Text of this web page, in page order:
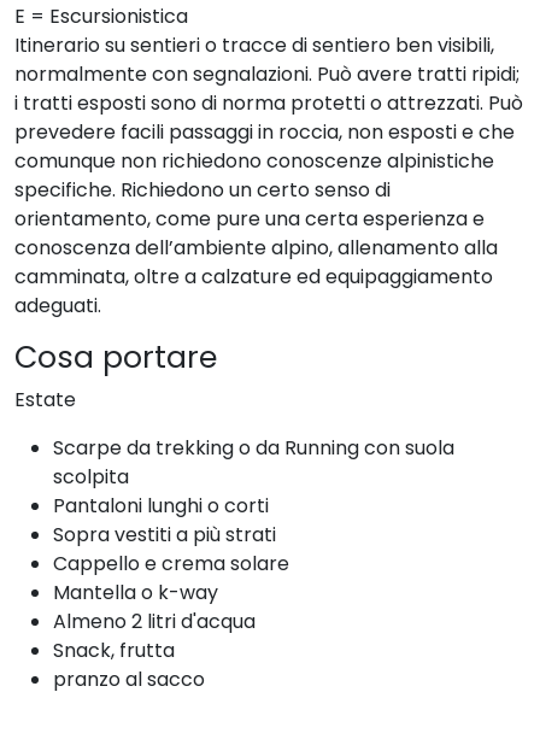
E = Escursionistica
Itinerario su sentieri o tracce di sentiero ben visibili,
normalmente con segnalazioni. Può avere tratti ripidi;
i tratti esposti sono di norma protetti o attrezzati. Può
prevedere facili passaggi in roccia, non esposti e che
comunque non richiedono conoscenze alpinistiche
specifiche. Richiedono un certo senso di
orientamento, come pure una certa esperienza e
conoscenza dell’ambiente alpino, allenamento alla
camminata, oltre a calzature ed equipaggiamento
adeguati.
Cosa portare
Estate
Scarpe da trekking o da Running con suola
scolpita
Pantaloni lunghi o corti
Sopra vestiti a più strati
Cappello e crema solare
Mantella o k-way
Almeno 2 litri d'acqua
Snack, frutta
pranzo al sacco